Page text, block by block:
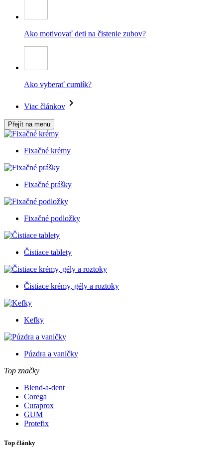
Ako motivovať deti na čistenie zubov?
Ako vyberať cumlík?
Viac článkov
Přejít na menu
Fixačné krémy
Fixačné prášky
Fixačné podložky
Čistiace tablety
Čistiace krémy, gély a roztoky
Kefky
Púzdra a vaničky
Top značky
Blend-a-dent
Corega
Curaprox
GUM
Protefix
Top články